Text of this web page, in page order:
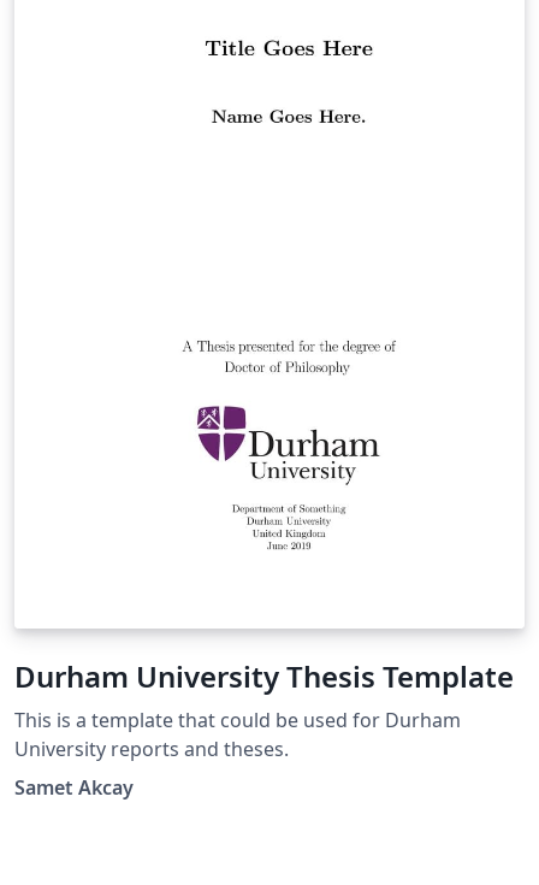
Durham University Thesis Template
This is a template that could be used for Durham
University reports and theses.
Samet Akcay